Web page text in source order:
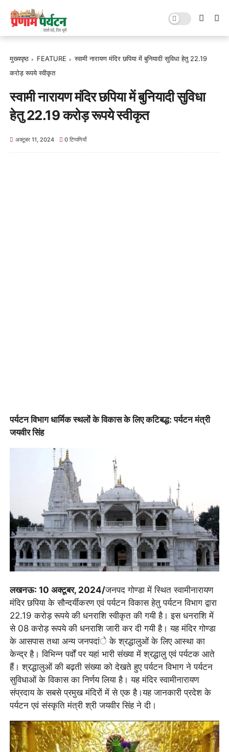
मुख्यपृष्ठ FEATURE
स्वामी नारायण मंदिर छपिया में बुनियादी सुविधा हेतु 22.19
करोड़ रूपये स्वीकृत
स्वामी नारायण मंदिर छपिया में बुनियादी सुविधा
हेतु 22.19 करोड़ रूपये स्वीकृत
अक्टूबर 11, 2024 0 टिप्पणियाँ
पर्यटन विभाग धार्मिक स्थलों के विकास के लिए कटिबद्ध: पर्यटन मंत्री
जयवीर सिंह
लखनऊ: 10 अक्टूबर, 2024/जनपद गोण्डा में स्थित स्वामीनारायण
मंदिर छपिया के सौन्दर्यीकरण एवं पर्यटन विकास हेतु पर्यटन विभाग द्वारा
22.19 करोड़ रूपये की धनराशि स्वीकृत की गयी है। इस धनराशि में
से 08 करोड़ रूपये की धनराशि जारी कर दी गयी है। यह मंदिर गोण्डा
के आसपास तथा अन्य जनपदांे के श्रद्धालुओं के लिए आस्था का
केन्द्र है। विभिन्न पर्वों पर यहां भारी संख्या में श्रद्धालु एवं पर्यटक आते
हैं। श्रद्धालुओं की बढ़ती संख्या को देखते हुए पर्यटन विभाग ने पर्यटन
सुविधाओं के विकास का निर्णय लिया है। यह मंदिर स्वामीनारायण
संप्रदाय के सबसे प्रमुख मंदिरों में से एक है।यह जानकारी प्रदेश के
पर्यटन एवं संस्कृति मंत्री श्री जयवीर सिंह ने दी।